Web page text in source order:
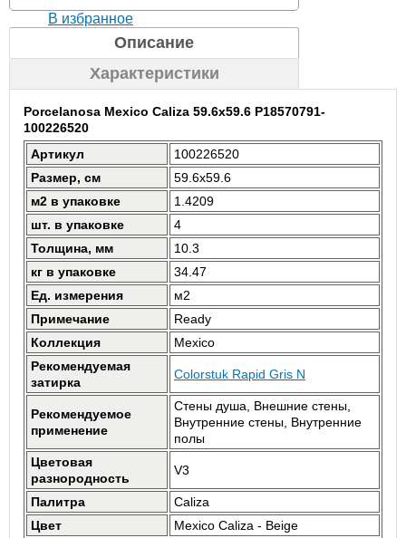
В избранное
Описание
Характеристики
Porcelanosa Mexico Caliza 59.6x59.6 P18570791-
100226520
Артикул
100226520
Размер, см
59.6x59.6
м2 в упаковке
1.4209
шт. в упаковке
4
Толщина, мм
10.3
кг в упаковке
34.47
Ед. измерения
м2
Примечание
Ready
Коллекция
Mexico
Рекомендуемая
затирка
Colorstuk Rapid Gris N
Рекомендуемое
применение
Стены душа, Внешние стены,
Внутренние стены, Внутренние
полы
Цветовая
разнородность
V3
Палитра
Caliza
Цвет
Mexico Caliza - Beige